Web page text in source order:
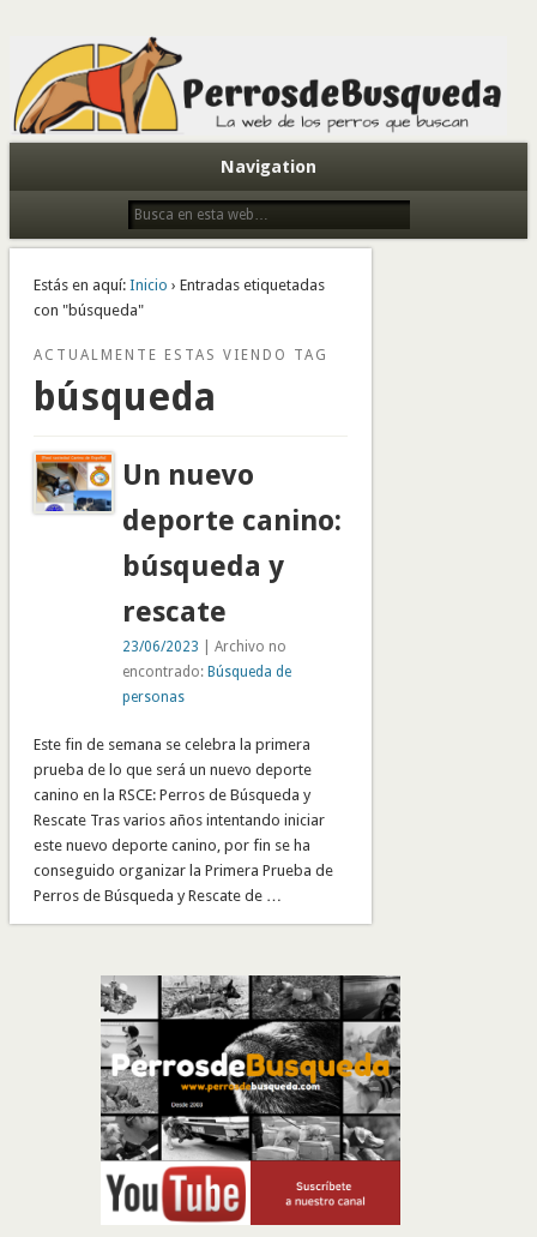
Todo sobre perros de búsqueda y detectores
Navigation
Estás en aquí: Inicio › Entradas etiquetadas
con "búsqueda"
ACTUALMENTE ESTAS VIENDO TAG
búsqueda
Un nuevo
deporte canino:
búsqueda y
rescate
23/06/2023 | Archivo no
encontrado: Búsqueda de
personas
Este fin de semana se celebra la primera
prueba de lo que será un nuevo deporte
canino en la RSCE: Perros de Búsqueda y
Rescate Tras varios años intentando iniciar
este nuevo deporte canino, por fin se ha
conseguido organizar la Primera Prueba de
Perros de Búsqueda y Rescate de …